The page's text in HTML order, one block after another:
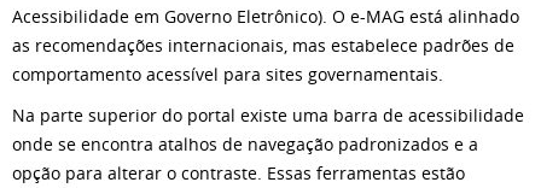
Acessibilidade em Governo Eletrônico). O e-MAG está alinhado
as recomendações internacionais, mas estabelece padrões de
comportamento acessível para sites governamentais.
Na parte superior do portal existe uma barra de acessibilidade
onde se encontra atalhos de navegação padronizados e a
opção para alterar o contraste. Essas ferramentas estão